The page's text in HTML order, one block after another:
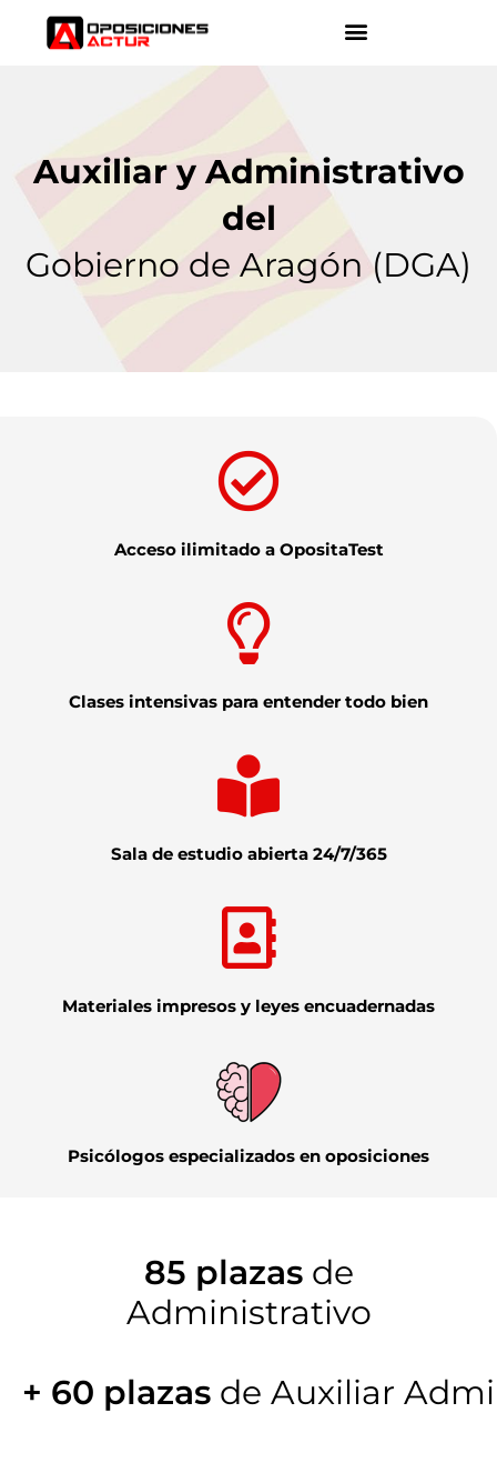
Auxiliar y Administrativo
del
Gobierno de Aragón (DGA)
Acceso ilimitado a OpositaTest
Clases intensivas para entender todo bien
Sala de estudio abierta 24/7/365
Materiales impresos y leyes encuadernadas
Psicólogos especializados en oposiciones
85 plazas de
Administrativo
+ 60 plazas de Auxiliar